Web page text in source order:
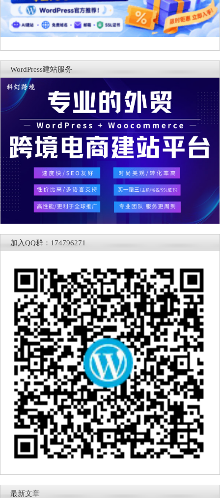
WordPress建站服务
加入QQ群：174796271
最新文章